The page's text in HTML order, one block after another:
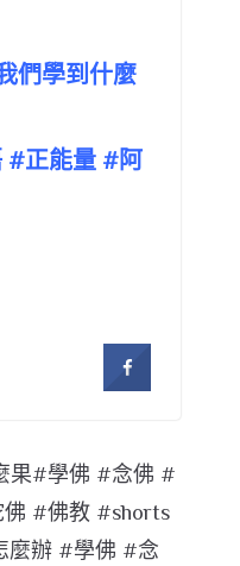
們學到什麼
#正能量 #阿
果#學佛 #念佛 #
#佛教 #shorts
麼辦 #學佛 #念